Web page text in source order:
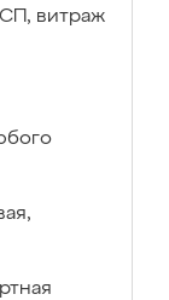
витраж